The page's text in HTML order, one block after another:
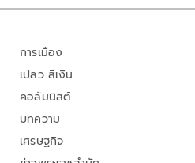
การเมือง
เปลว สีเงิน
คอลัมนิสต์
บทความ
เศรษฐกิจ